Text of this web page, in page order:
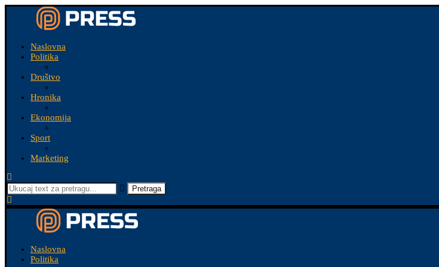
Naslovna
Politika
Društvo
Hronika
Ekonomija
Sport
Marketing
Pretraga
Naslovna
Politika